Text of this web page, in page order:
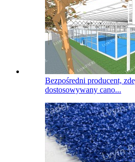
Bezpośredni producent,
dostosowywany cano...